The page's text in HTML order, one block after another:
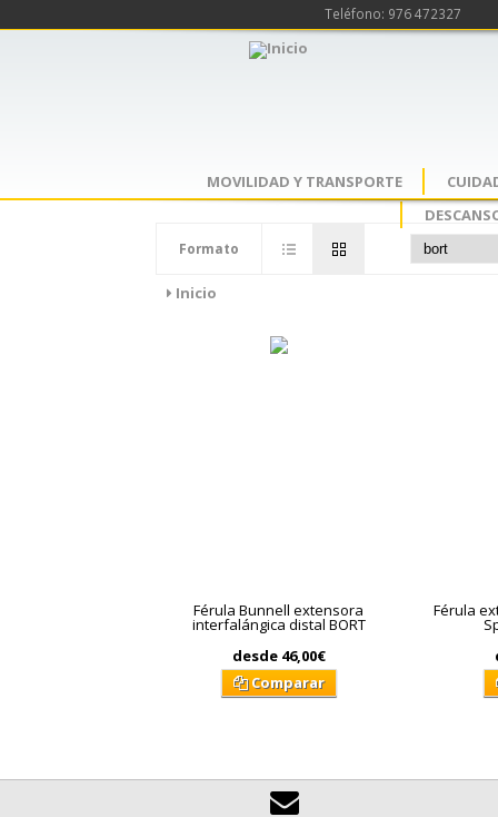
Teléfono: 976 472327
MOVILIDAD Y TRANSPORTE
Formato
Inicio
Férula Bunnell extensora
interfalángica distal BORT
desde 46,00€
Comparar
Férula